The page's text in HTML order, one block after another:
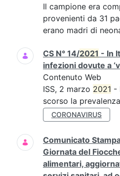
Il campione era
provenienti da 31
erano madri di
CS N° 14/2021 - In
infezioni dovute a
Contenuto Web
ISS, 2 marzo 2021 -
scorso la
CORONAVIRUS
Comunicato
Giornata del
alimentari,